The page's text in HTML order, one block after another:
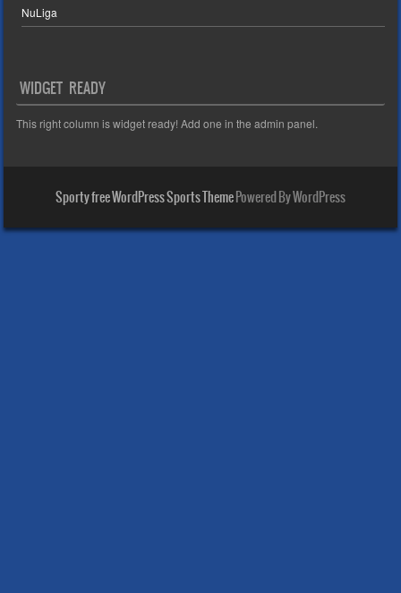
NuLiga
WIDGET READY
This right column is widget ready! Add one in the admin panel.
Sporty free WordPress Sports ThemePowered By WordPress